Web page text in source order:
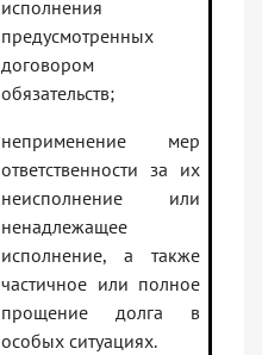
исполнения
предусмотренных
договором
обязательств;
неприменение мер
ответственности за их
неисполнение или
ненадлежащее
исполнение, а также
частичное или полное
прощение долга в
особых ситуациях.